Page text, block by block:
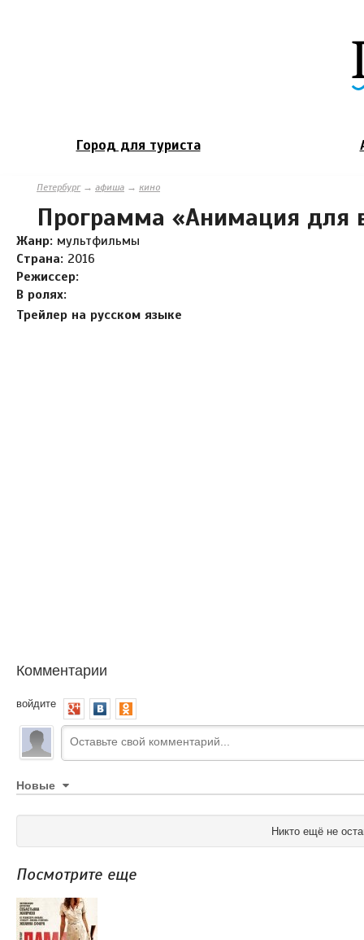
Город для туриста
Петербург→ афиша → кино
Программа «Анимация для
Жанр: мультфильмы
Страна: 2016
Режиссер:
В ролях:
Трейлер на русском языке
Комментарии
войдите
Новые
Никто ещё не
Посмотрите еще